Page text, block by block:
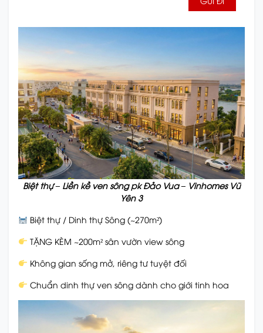
Biệt thự – Liền kề ven sông pk Đảo Vua – Vinhomes Vũ
Yên 3
Biệt thự / Dinh thự Sông (~270m²)
TẶNG KÈM ~200m² sân vườn view sông
Không gian sống mở, riêng tư tuyệt đối
Chuẩn dinh thự ven sông dành cho giới tinh hoa